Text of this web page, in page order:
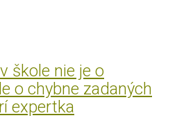
škole nie je o
o chybne zadaných
expertka